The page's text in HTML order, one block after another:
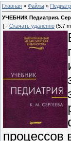
Главная » Файлы »
УЧЕБНИК Педиатрия.
[ · Скачать удаленно (5.7
процессов